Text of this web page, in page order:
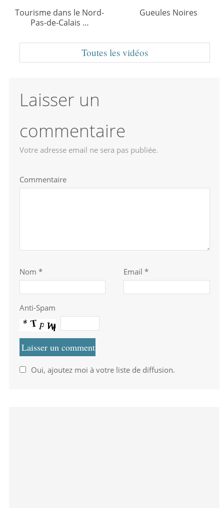
Tourisme dans le Nord-
Pas-de-Calais …
Gueules Noires
Toutes les vidéos
Laisser un
commentaire
Votre adresse email ne sera pas publiée.
Commentaire
Nom * Email *
Anti-Spam
Oui, ajoutez moi à votre liste de diffusion.